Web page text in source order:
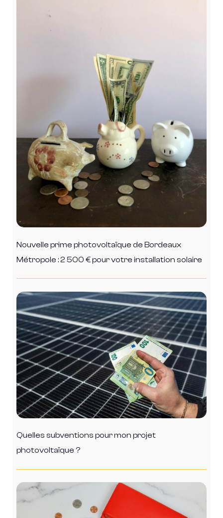
Nouvelle prime photovoltaïque de Bordeaux
Métropole : 2 500 € pour votre installation solaire
Quelles subventions pour mon projet
photovoltaïque ?